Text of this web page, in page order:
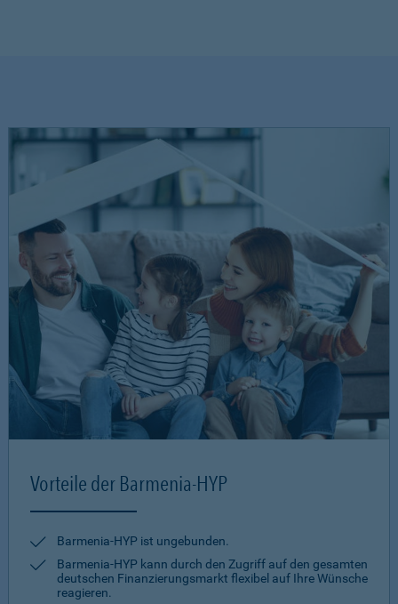
Vorteile der Barmenia-HYP
Barmenia-HYP ist ungebunden.
Barmenia-HYP kann durch den Zugriff auf den gesamten
deutschen Finanzierungsmarkt flexibel auf Ihre Wünsche
reagieren.